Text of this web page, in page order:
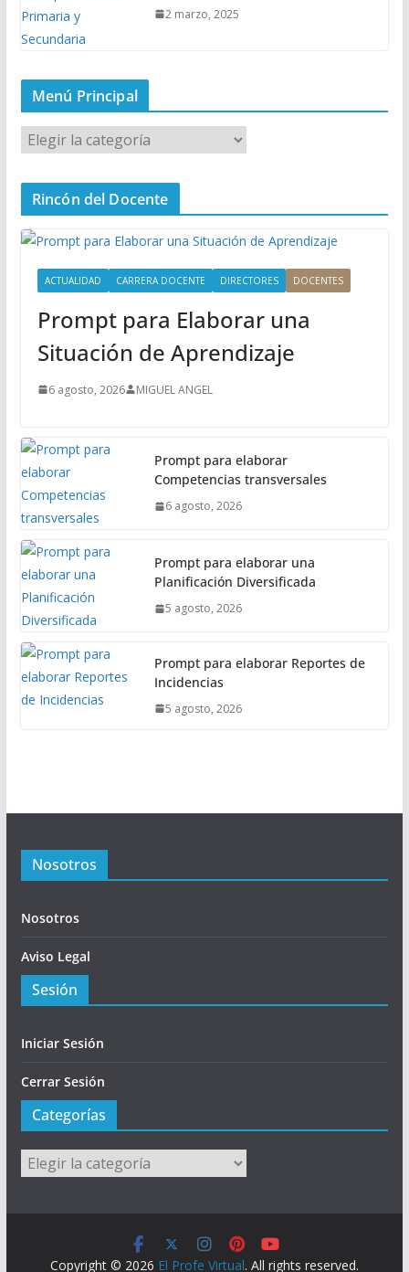
2 marzo, 2025
Menú Principal
M
e
n
P
Rincón del Docente
ACTUALIDAD CARRERA DOCENTE DIRECTORES DOCENTES
Prompt para Elaborar una
Situación de Aprendizaje
6 agosto, 2026 MIGUEL ANGEL
Prompt para elaborar
Competencias transversales
6 agosto, 2026
Prompt para elaborar una
Planificación Diversificada
5 agosto, 2026
Prompt para elaborar Reportes de
Incidencias
5 agosto, 2026
Nosotros
Nosotros
Aviso Legal
Sesión
Iniciar Sesión
Cerrar Sesión
Categorías
Categorías
Copyright © 2026 El Profe Virtual. All rights reserved.